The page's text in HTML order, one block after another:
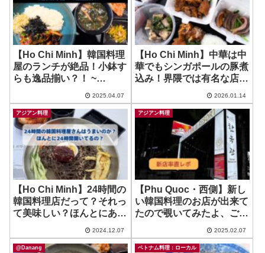
【Ho Chi Minh】韓国料理
屋のランチが絶品！小鉢す
らも逸品揃い？！ ~
2025.04.07
【Ho Chi Minh】中華は中
華でもシンガポールの豚煮
込み！界隈では有名な店？
2026.01.14
アジアン料理
【Ho Chi Minh】24時間の
韓国料理店だって？それっ
て美味しい？ほんとにあい
2024.12.07
アジアン料理
【Phu Quoc・西側】新し
い韓国料理のお店が出来て
たので覗いてみたよ、ご参
Quan
2025.02.07
@Danang ベトナム料理：ローカル